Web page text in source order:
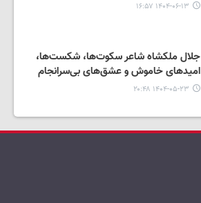
۱۴۰۴-۰۶-۱۳ ۱۶:۵۷
جلال ملکشاه شاعر سکوت‌ها، شکست‌ها،
امیدهای خاموش و عشق‌های بی‌سرانجام
۱۴۰۴-۰۵-۲۳ ۲۰:۴۸